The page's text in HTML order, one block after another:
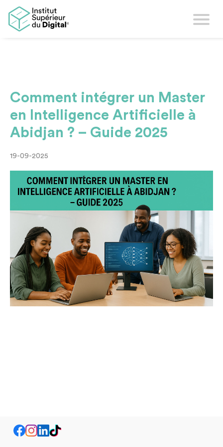
Comment intégrer un Master
en Intelligence Artificielle à
Abidjan ? – Guide 2025
19-09-2025